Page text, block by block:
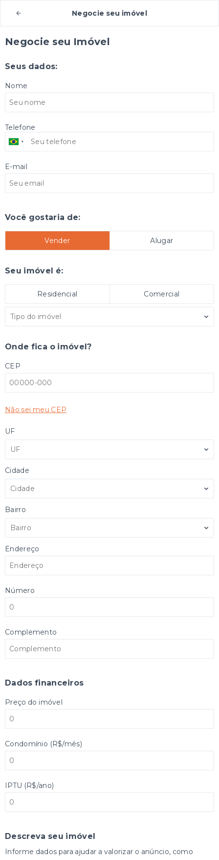
Negocie seu imóvel
Negocie seu Imóvel
Seus dados:
Nome
Telefone
E-mail
Você gostaria de:
Vender Alugar
Seu imóvel é:
Residencial Comercial
Tipo do imóvel
Onde fica o imóvel?
CEP
Não sei meu CEP
UF
UF
Cidade
Cidade
Bairro
Bairro
Endereço
Número
Complemento
Dados financeiros
Preço do imóvel
Condomínio (R$/mês)
IPTU (R$/ano)
Descreva seu imóvel
Informe dados para ajudar a valorizar o anúncio, como